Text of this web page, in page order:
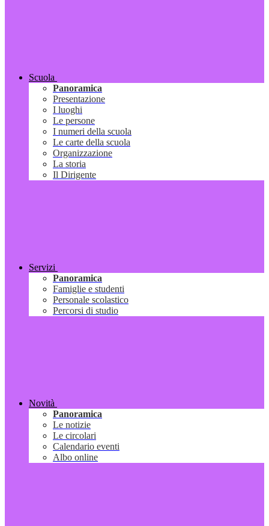
Scuola
Panoramica
Presentazione
I luoghi
Le persone
I numeri della scuola
Le carte della scuola
Organizzazione
La storia
Il Dirigente
Servizi
Panoramica
Famiglie e studenti
Personale scolastico
Percorsi di studio
Novità
Panoramica
Le notizie
Le circolari
Calendario eventi
Albo online